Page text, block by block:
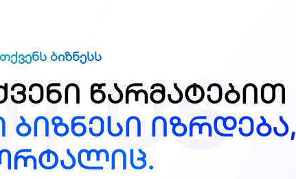
US
ბიზნესს
წარმატებით
იზრდება,